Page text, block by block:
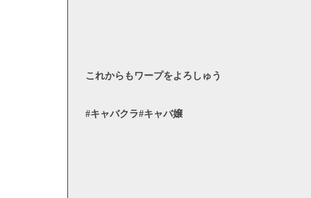
これからもワープをよろしゅう
#キャバクラ#キャバ嬢